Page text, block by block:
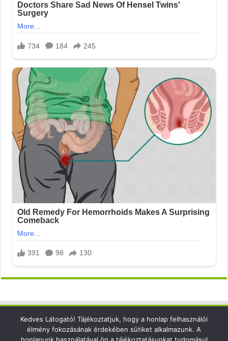
Elérhetőség
Kedves Látogató! Tájékoztatjuk, hogy a honlap felhasználói
élmény fokozásának érdekében sütiket alkalmazunk. A